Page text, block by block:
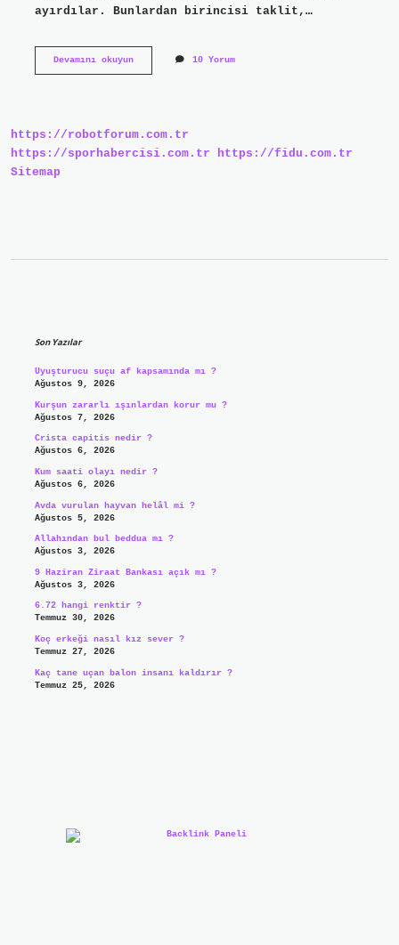
ayırdılar. Bunlardan birincisi taklit,…
Devamını okuyunİManın
10 Yorum
https://robotforum.com.tr
https://sporhabercisi.com.tr
https://fidu.com.tr
Sitemap
Son Yazılar
Uyuşturucu suçu af kapsamında mı ?
Ağustos 9, 2026
Kurşun zararlı ışınlardan korur mu ?
Ağustos 7, 2026
Crista capitis nedir ?
Ağustos 6, 2026
Kum saati olayı nedir ?
Ağustos 6, 2026
Avda vurulan hayvan helâl mi ?
Ağustos 5, 2026
Allahından bul beddua mı ?
Ağustos 3, 2026
9 Haziran Ziraat Bankası açık mı ?
Ağustos 3, 2026
6.72 hangi renktir ?
Temmuz 30, 2026
Koç erkeği nasıl kız sever ?
Temmuz 27, 2026
Kaç tane uçan balon insanı kaldırır ?
Temmuz 25, 2026